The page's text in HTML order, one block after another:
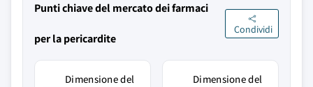
Punti chiave del mercato dei farmaci
per la pericardite
Condividi
Dimensione del
Dimensione del